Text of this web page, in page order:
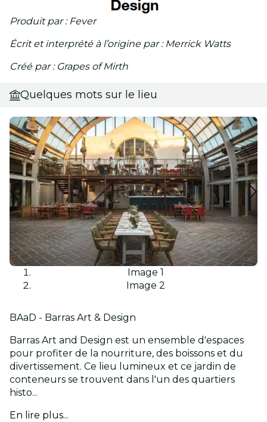
Produit par : Fever
Écrit et interprété à l’origine par : Merrick Watts
Créé par : Grapes of Mirth
Quelques mots sur le lieu
Image 1
Image 2
BAaD - Barras Art & Design
Barras Art and Design est un ensemble d'espaces
pour profiter de la nourriture, des boissons et du
divertissement. Ce lieu lumineux et ce jardin de
conteneurs se trouvent dans l'un des quartiers
histo...
En lire plus...